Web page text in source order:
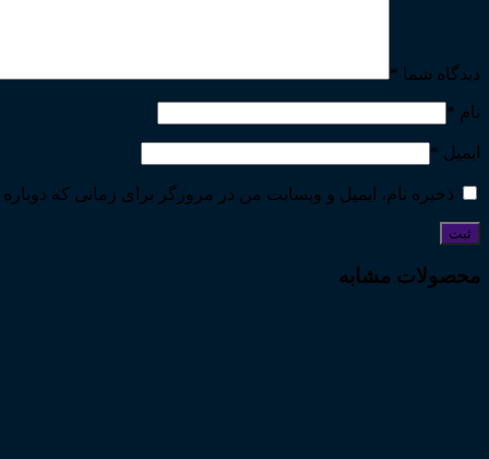
دیدگاه شما *
نام *
ایمیل *
ذخیره نام، ایمیل و وبسایت من در مرورگر برای زمانی که
محصولات مشابه